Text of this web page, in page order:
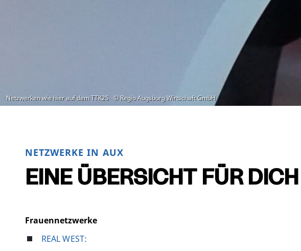
NETZWERKE IN AUX
EINE ÜBERSICHT FÜR DICH
Frauennetzwerke
REAL WEST: